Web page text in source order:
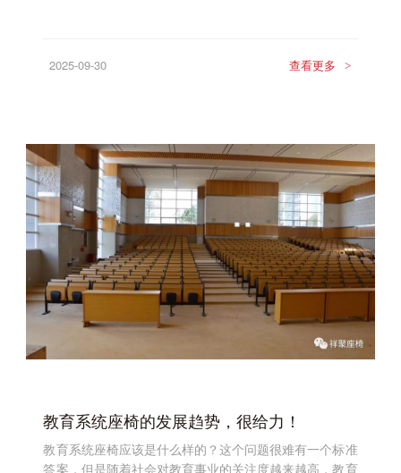
2025-09-30 查看更多 >
教育系统座椅的发展趋势，很给力！
教育系统座椅应该是什么样的？这个问题很难有一个标准
答案，但是随着社会对教育事业的关注度越来越高，教育